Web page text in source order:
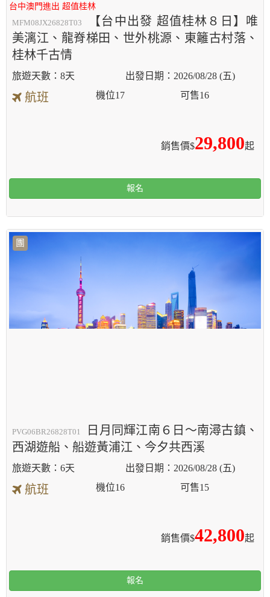
台中澳門進出 超值桂林
MFM08JX26828T03
【台中出發 超值桂林８日】唯
美漓江、龍脊梯田、世外桃源、東籬古村落、
桂林千古情
8天 2026/08/28 (五)
航班
銷售價$29,800起
機位17 可售16
報名
團
PVG06BR26828T01
日月同輝江南６日～南潯古鎮、
西湖遊船、船遊黃浦江、今夕共西溪
6天 2026/08/28 (五)
航班
銷售價$42,800起
機位16 可售15
報名